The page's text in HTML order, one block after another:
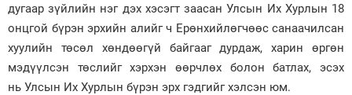
дугаар зүйлийн нэг дэх хэсэгт заасан Улсын Их Хурлын 18
онцгой бүрэн эрхийн алийг ч Ерөнхийлөгчөөс санаачилсан
хуулийн төсөл хөндөөгүй байгааг дурдаж, харин өргөн
мэдүүлсэн төслийг хэрхэн өөрчлөх болон батлах, эсэх
нь Улсын Их Хурлын бүрэн эрх гэдгийг хэлсэн юм.